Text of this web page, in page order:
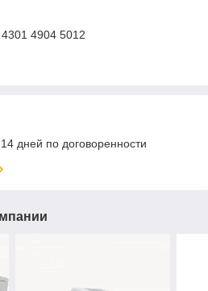
4904 5012
дней по договоренности